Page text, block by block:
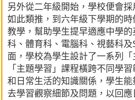
另外從二年級開始，學校便會採
如此類推，到六年級下學期的
教學，幫助學生提早適應中學
科、體育科、電腦科、視藝科
面，學校為學生設計了一系列「
「主題學習」課程橫跨不同學
和日常生活的知識關係，學生
去學習觀察細節及問題，以回應